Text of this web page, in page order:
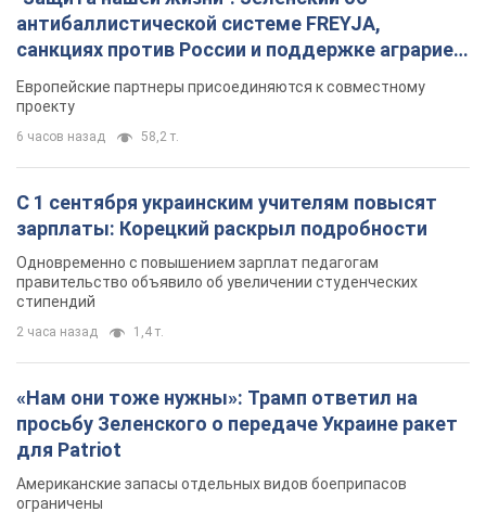
антибаллистической системе FREYJA,
санкциях против России и поддержке аграриев.
Видео
Европейские партнеры присоединяются к совместному
проекту
6 часов назад 58,2 т.
С 1 сентября украинским учителям повысят
зарплаты: Корецкий раскрыл подробности
Одновременно с повышением зарплат педагогам
правительство объявило об увеличении студенческих
стипендий
2 часа назад 1,4 т.
«Нам они тоже нужны»: Трамп ответил на
просьбу Зеленского о передаче Украине ракет
для Patriot
Американские запасы отдельных видов боеприпасов
ограничены